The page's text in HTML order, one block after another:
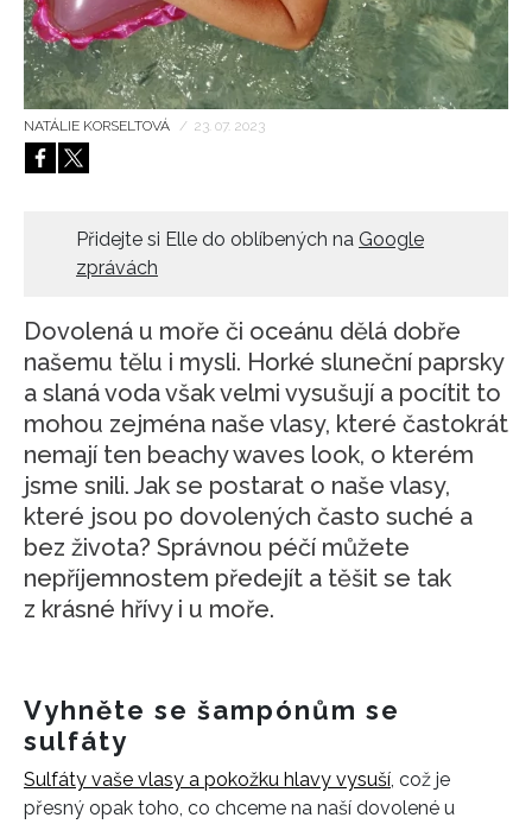
HOME
NATÁLIE KORSELTOVÁ / 23. 07. 2023
Přidejte si Elle do oblíbených na Google
zprávách
Dovolená u moře či oceánu dělá dobře
našemu tělu i mysli. Horké sluneční paprsky
a slaná voda však velmi vysušují a pocítit to
mohou zejména naše vlasy, které častokrát
nemají ten beachy waves look, o kterém
jsme snili. Jak se postarat o naše vlasy,
které jsou po dovolených často suché a
bez života? Správnou péčí můžete
nepříjemnostem předejít a těšit se tak
z krásné hřívy i u moře.
Vyhněte se šampónům se
sulfáty
Sulfáty vaše vlasy a pokožku hlavy vysuší, což je
přesný opak toho, co chceme na naší dovolené u